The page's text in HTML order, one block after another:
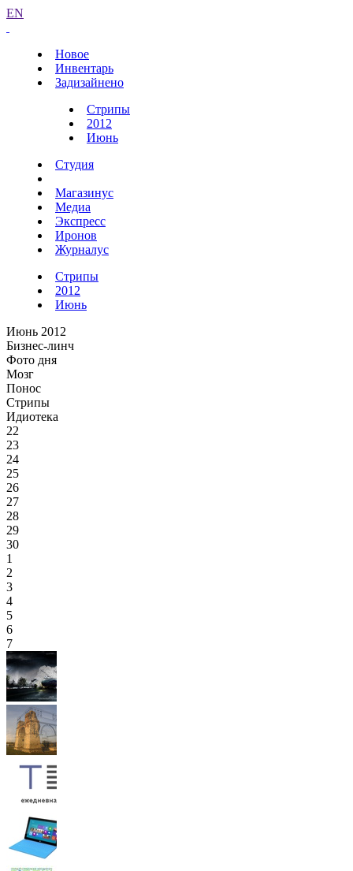
EN
Новое
Инвентарь
Задизайнено
Стрипы
2012
Июнь
Студия
Магазинус
Медиа
Экспресс
Иронов
Журналус
Стрипы
2012
Июнь
Июнь 2012
Бизнес-линч
Фото дня
Мозг
Понос
Стрипы
Идиотека
22
23
24
25
26
27
28
29
30
1
2
3
4
5
6
7